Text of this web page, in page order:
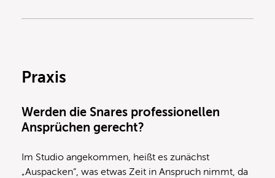
Praxis
Werden die Snares professionellen
Ansprüchen gerecht?
Im Studio angekommen, heißt es zunächst
„Auspacken“, was etwas Zeit in Anspruch nimmt, da